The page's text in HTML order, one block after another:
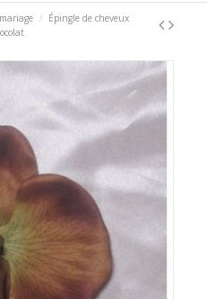
Épingle de cheveux